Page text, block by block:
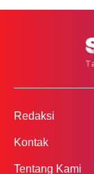
Redaksi
Kontak
Tentang Kami